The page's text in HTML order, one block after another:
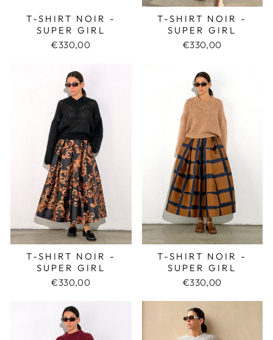
T-SHIRT NOIR -
SUPER GIRL
€330,00
T-SHIRT NOIR -
SUPER GIRL
€330,00
T-SHIRT NOIR -
SUPER GIRL
€330,00
T-SHIRT NOIR -
SUPER GIRL
€330,00